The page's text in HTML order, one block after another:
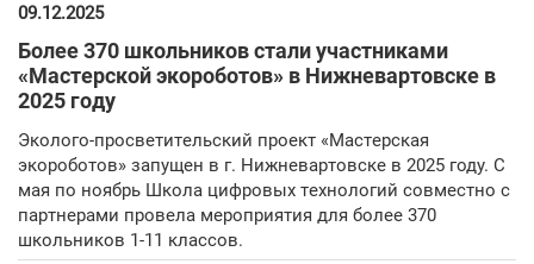
09.12.2025
Более 370 школьников стали участниками
«Мастерской экороботов» в Нижневартовске в
2025 году
Эколого-просветительский проект «Мастерская
экороботов» запущен в г. Нижневартовске в 2025 году. С
мая по ноябрь Школа цифровых технологий совместно с
партнерами провела мероприятия для более 370
школьников 1-11 классов.